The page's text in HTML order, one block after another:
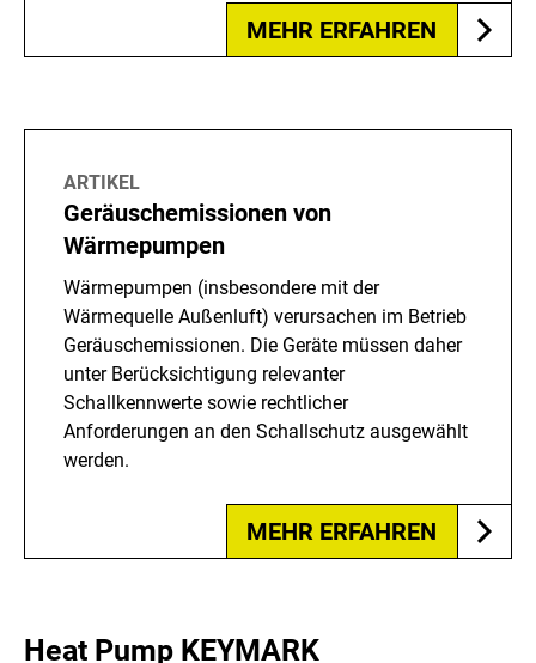
MEHR ERFAHREN
ARTIKEL
Geräuschemissionen von
Wärmepumpen
Wärmepumpen (insbesondere mit der
Wärmequelle Außenluft) verursachen im Betrieb
Geräuschemissionen. Die Geräte müssen daher
unter Berücksichtigung relevanter
Schallkennwerte sowie rechtlicher
Anforderungen an den Schallschutz ausgewählt
werden.
MEHR ERFAHREN
Heat Pump KEYMARK